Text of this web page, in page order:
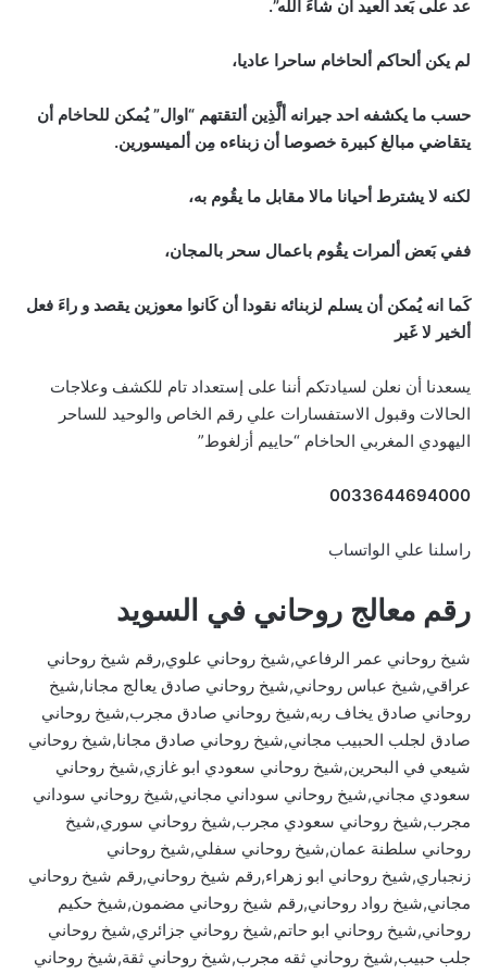
عد على بَعد ألعيد أن شاءَ ألله”.
لم يكن ألحاكم ألحاخام ساحرا عاديا،
حسب ما يكشفه احد جيرانه ألَّذِين ألتقتهم “اوال” يُمكن للحاخام أن
يتقاضي مبالغ كبيرة خصوصا أن زبناءه مِن ألميسورين.
لكنه لا يشترط أحيانا مالا مقابل ما يقُوم به،
ففي بَعض ألمرات يقُوم باعمال سحر بالمجان،
كَما انه يُمكن أن يسلم لزبنائه نقودا أن كَانوا معوزين يقصد و راءَ فعل
ألخير لا غَير
يسعدنا أن نعلن لسيادتكم أننا على إستعداد تام للكشف وعلاجات
الحالات وقبول الاستفسارات علي رقم الخاص والوحيد للساحر
اليهودي المغربي الحاخام “حاييم أزلغوط”
0033644694000
راسلنا علي الواتساب
رقم معالج روحاني في السويد
شيخ روحاني عمر الرفاعي,شيخ روحاني علوي,رقم شيخ روحاني
عراقي,شيخ عباس روحاني,شيخ روحاني صادق يعالج مجانا,شيخ
روحاني صادق يخاف ربه,شيخ روحاني صادق مجرب,شيخ روحاني
صادق لجلب الحبيب مجاني,شيخ روحاني صادق مجانا,شيخ روحاني
شيعي في البحرين,شيخ روحاني سعودي ابو غازي,شيخ روحاني
سعودي مجاني,شيخ روحاني سوداني مجاني,شيخ روحاني سوداني
مجرب,شيخ روحاني سعودي مجرب,شيخ روحاني سوري,شيخ
روحاني سلطنة عمان,شيخ روحاني سفلي,شيخ روحاني
زنجباري,شيخ روحاني ابو زهراء,رقم شيخ روحاني,رقم شيخ روحاني
مجاني,شيخ رواد روحاني,رقم شيخ روحاني مضمون,شيخ حكيم
روحاني,شيخ روحاني ابو حاتم,شيخ روحاني جزائري,شيخ روحاني
جلب حبيب,شيخ روحاني ثقه مجرب,شيخ روحاني ثقة,شيخ روحاني